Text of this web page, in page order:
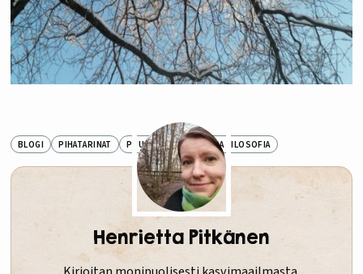
BLOGI PIHATARINAT PUUTARHAHISTORIA JA FILOSOFIA
Henrietta Pitkänen